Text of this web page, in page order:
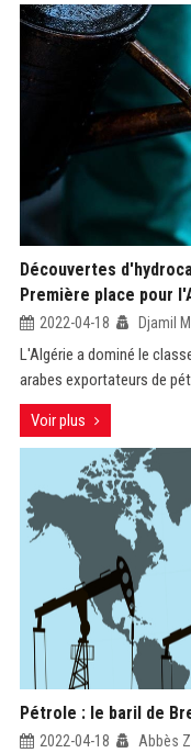
Découvertes
Première place pour
2022-04-18 Djamil
L'Algérie a dominé le
arabes exportateurs de
Voir plus
Pétrole : le baril de
2022-04-18 Abbès